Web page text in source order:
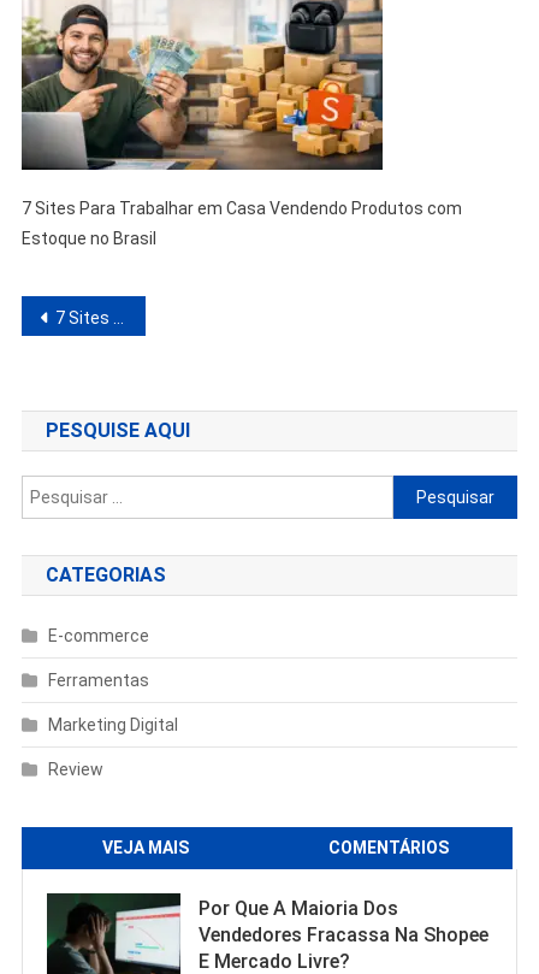
7 Sites Para Trabalhar em Casa Vendendo Produtos com
Estoque no Brasil
Navegação
Post
7 Sites Para Trabalhar em Casa Vendendo Produtos com Estoque no Brasil
PESQUISE AQUI
Pesquisar
por:
CATEGORIAS
E-commerce
Ferramentas
Marketing Digital
Review
VEJA MAIS COMENTÁRIOS
Por Que A Maioria Dos
Vendedores Fracassa Na Shopee
E Mercado Livre?